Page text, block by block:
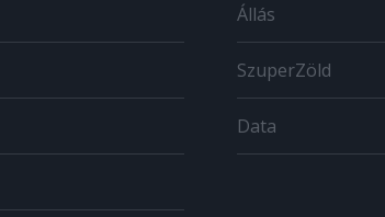
Állás
SzuperZöld
Data